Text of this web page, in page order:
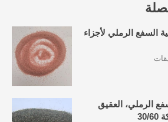
30-60 لعملية السفع الرملي لأجزاء
الرملي، العقيق